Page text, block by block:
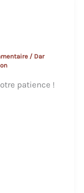
/ Dar
patience !